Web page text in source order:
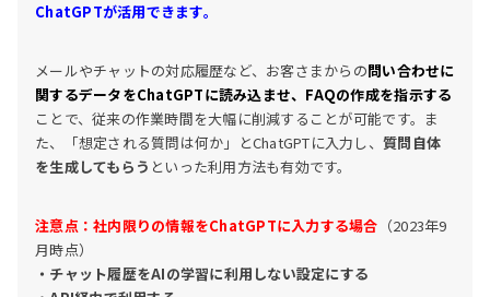
ChatGPTが活用できます。
メールやチャットの対応履歴など、お客さまからの問い合わせに
関するデータをChatGPTに読み込ませ、FAQの作成を指示する
ことで、従来の作業時間を大幅に削減することが可能です。ま
た、「想定される質問は何か」とChatGPTに入力し、質問自体
を生成してもらう といった利用方法も有効です。
注意点：社内限りの情報をChatGPTに入力する場合 （2023年9
月時点）
・チャット履歴をAIの学習に利用しない設定にする